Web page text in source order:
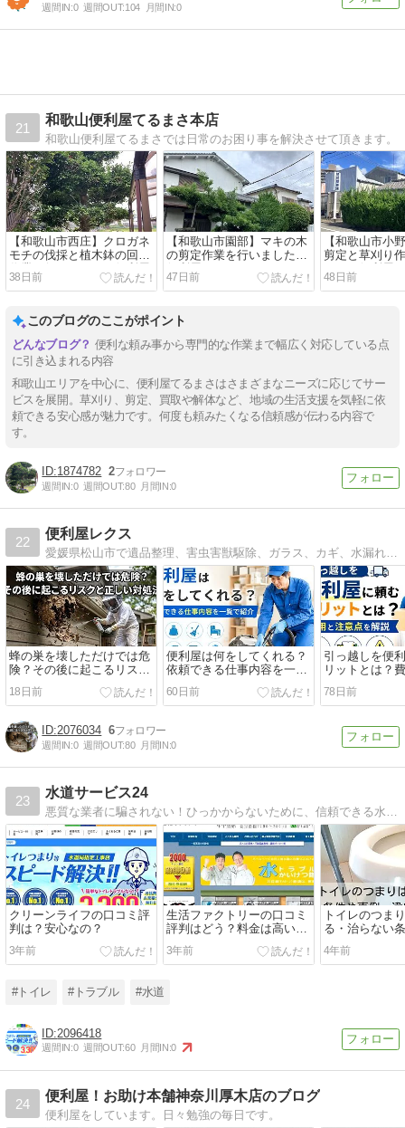
週間IN:0 週間OUT:104 月間IN:0
21
和歌山便利屋てるまさ本店
和歌山便利屋てるまさでは日常のお困り事を解決させて頂きます。
【和歌山市西庄】クロガネ
モチの伐採と植木鉢の回収
作業を行いました｜便利屋
てるまさ
38日前
【和歌山市園部】マキの木
の剪定作業を行いました｜
便利屋てるまさ
47日前
【和歌山市小
剪定と草刈り
した｜便利屋
48日前
このブログのここがポイント
便利な頼み事から専門的な作業まで幅広く対応している点
に引き込まれる内容
和歌山エリアを中心に、便利屋てるまさはさまざまなニーズに応じてサー
ビスを展開。草刈り、剪定、買取や解体など、地域の生活支援を気軽に依
頼できる安心感が魅力です。何度も頼みたくなる信頼感が伝わる内容で
す。
1874782 2
週間IN:0 週間OUT:80 月間IN:0
22
便利屋レクス
愛媛県松山市で遺品整理、害虫害獣駆除、ガラス、カギ、水漏れなどの緊急駆けつけサービスをメインに営業しております。
蜂の巣を壊しただけでは危
険？その後に起こるリスク
と正しい対処法
18日前
便利屋は何をしてくれる？
依頼できる仕事内容を一覧
で紹介
60日前
引っ越しを便
リットとは？
を解説
78日前
2076034 6
週間IN:0 週間OUT:80 月間IN:0
23
水道サービス24
悪質な業者に騙されない！ひっかからないために、信頼できる水道業者と水まわりのトラブル解決に役立つ情報を発信しています。
クリーンライフの口コミ評
判は？安心なの？
3年前
生活ファクトリーの口コミ
評判はどう？料金は高い
の…？
3年前
トイレのつま
る・治らない
違いを徹底解
4年前
#トイレ #トラブル #水道
2096418
週間IN:0 週間OUT:60 月間IN:0
24
便利屋！お助け本舗神奈川厚木店のブログ
便利屋をしています。日々勉強の毎日です。